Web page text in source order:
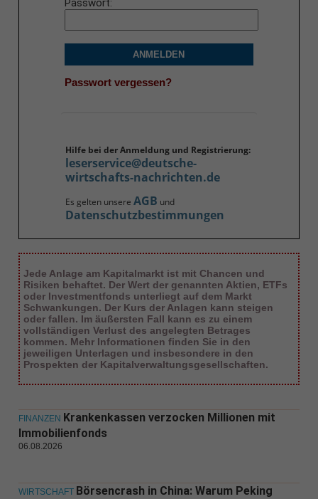
Passwort
ANMELDEN
Passwort vergessen?
Hilfe bei der Anmeldung und Registrierung:
leserservice@deutsche-
wirtschafts-nachrichten.de
Es gelten unsere AGB und
Datenschutzbestimmungen
Jede Anlage am Kapitalmarkt ist mit Chancen und
Risiken behaftet. Der Wert der genannten Aktien, ETFs
oder Investmentfonds unterliegt auf dem Markt
Schwankungen. Der Kurs der Anlagen kann steigen
oder fallen. Im äußersten Fall kann es zu einem
vollständigen Verlust des angelegten Betrages
kommen. Mehr Informationen finden Sie in den
jeweiligen Unterlagen und insbesondere in den
Prospekten der Kapitalverwaltungsgesellschaften.
FINANZEN Krankenkassen verzocken Millionen mit
Immobilienfonds
06.08.2026
WIRTSCHAFT Börsencrash in China: Warum Peking